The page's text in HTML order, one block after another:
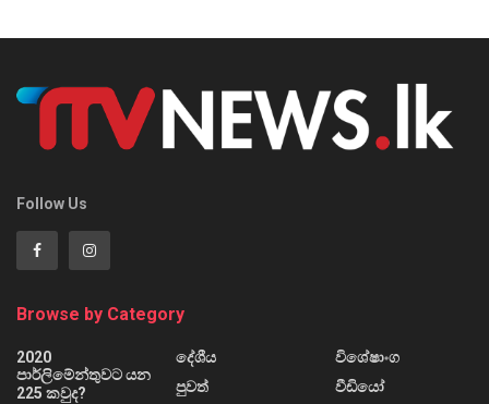
Follow Us
Browse by Category
2020
පාර්ලිමේන්තුවට යන
225 කවුද?
දේශීය
පුවත්
විශේෂාංග
වීඩියෝ